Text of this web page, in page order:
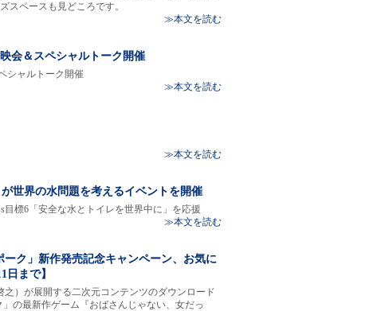
スペースも見どころです。
≫本文を読む
会＆スペシャルトーク開催
シャルトーク開催
≫本文を読む
≫本文を読む
世界の水問題を考えるイベントを開催
目標6「安全な水とトイレを世界中に」を応援
≫本文を読む
ク」新作発売記念キャンペーン、お気に
まで】
）が展開する二次元コンテンツのダウンロード
の最新作ゲーム『おばさんじゃない、女だっ